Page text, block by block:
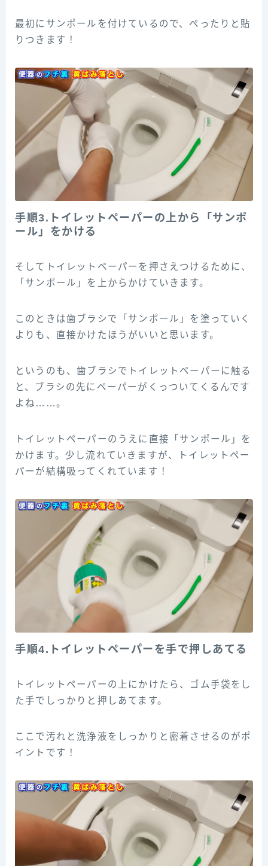
最初にサンポールを付けているので、ぺったりと貼
りつきます！
手順3.トイレットペーパーの上から「サンポ
ール」をかける
そしてトイレットペーパーを押さえつけるために、
「サンポール」を上からかけていきます。
このときは歯ブラシで「サンポール」を塗っていく
よりも、直接かけたほうがいいと思います。
というのも、歯ブラシでトイレットペーパーに触る
と、ブラシの先にペーパーがくっついてくるんです
よね……。
トイレットペーパーのうえに直接「サンポール」を
かけます。少し流れていきますが、トイレットペー
パーが結構吸ってくれています！
手順4.トイレットペーパーを手で押しあてる
トイレットペーパーの上にかけたら、ゴム手袋をし
た手でしっかりと押しあてます。
ここで汚れと洗浄液をしっかりと密着させるのがポ
イントです！